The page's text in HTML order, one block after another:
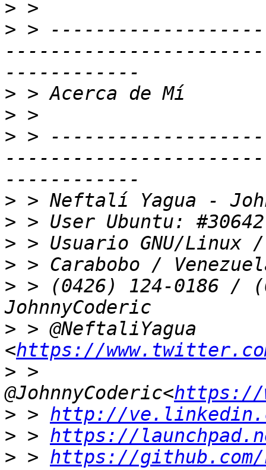
>
> >
>
>
> >
>
>
>
>
> > (0426) 124-0186 /
> > @NeftaliYagua
<https://
> >
@JohnnyCoderic<https://
> > http://
> > https://
> > https://